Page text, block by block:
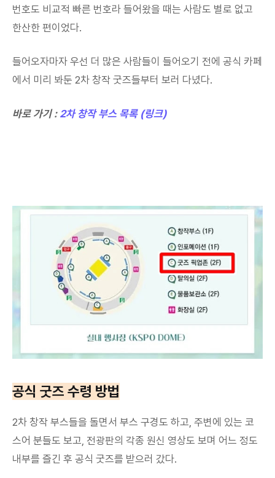
번호도 비교적 빠른 번호라 들어왔을 때는 사람도 별로 없고
한산한 편이었다.
들어오자마자 우선 더 많은 사람들이 들어오기 전에 공식 카페
에서 미리 봐둔 2차 창작 굿즈들부터 보러 다녔다.
바로 가기 : 2차 창작 부스 목록 (링크)
공식 굿즈 수령 방법
2차 창작 부스들을 돌면서 부스 구경도 하고, 주변에 있는 코
스어 분들도 보고, 전광판의 각종 원신 영상도 보며 어느 정도
내부를 즐긴 후 공식 굿즈를 받으러 갔다.